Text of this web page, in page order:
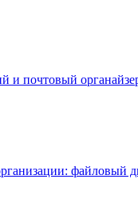
и почтовый
файловый